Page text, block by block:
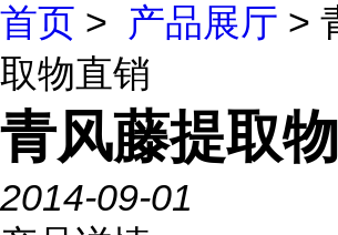
首页 > 产品展厅 >
取物直销
青风藤提取
2014-09-01